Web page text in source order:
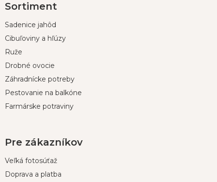
á
ä
Sortiment
Sadenice jahôd
Cibuľoviny a hľúzy
Ruže
Drobné ovocie
Záhradnícke potreby
Pestovanie na balkóne
Farmárske potraviny
Pre zákazníkov
Veľká fotosúťaž
Doprava a platba